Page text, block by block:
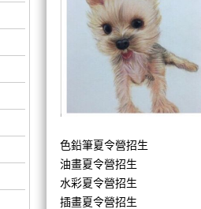
色鉛筆夏令營招生
油畫夏令營招生
水彩夏令營招生
插畫夏令營招生